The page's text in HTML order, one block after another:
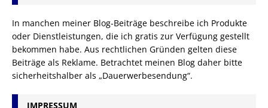
In manchen meiner Blog-Beiträge beschreibe ich Produkte
oder Dienstleistungen, die ich gratis zur Verfügung gestellt
bekommen habe. Aus rechtlichen Gründen gelten diese
Beiträge als Reklame. Betrachtet meinen Blog daher bitte
sicherheitshalber als „Dauerwerbesendung“.
IMPRESSUM